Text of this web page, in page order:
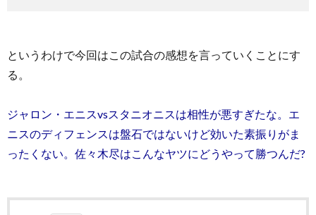
というわけで今回はこの試合の感想を言っていくことにす
る。
ジャロン・エニスvsスタニオニスは相性が悪すぎたな。エ
ニスのディフェンスは盤石ではないけど効いた素振りがま
ったくない。佐々木尽はこんなヤツにどうやって勝つんだ?